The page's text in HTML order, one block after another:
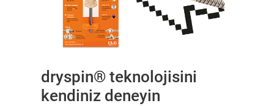
dryspin® teknolojisini
kendiniz deneyin